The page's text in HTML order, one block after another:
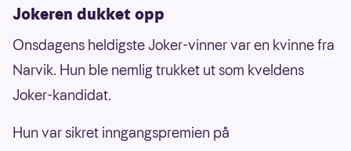
Jokeren dukket opp
Onsdagens heldigste Joker-vinner var en kvinne fra
Narvik. Hun ble nemlig trukket ut som kveldens
Joker-kandidat.
Hun var sikret inngangspremien på